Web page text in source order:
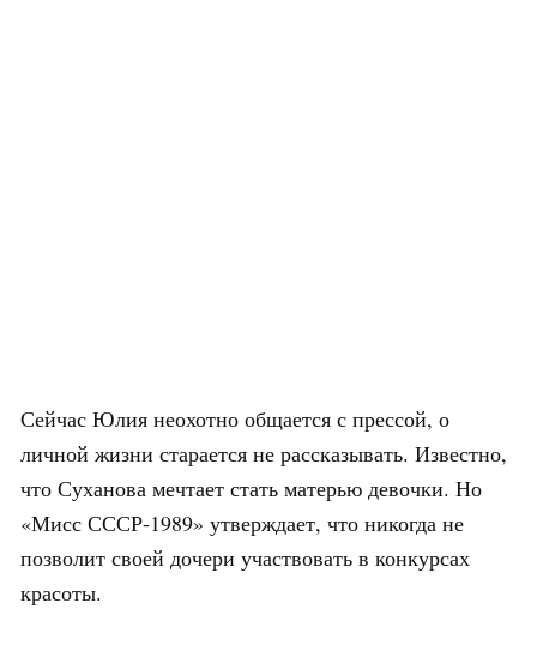
Сейчас Юлия неохотно общается с прессой, о
личной жизни старается не рассказывать. Известно,
что Суханова мечтает стать матерью девочки. Но
«Мисс СССР-1989» утверждает, что никогда не
позволит своей дочери участвовать в конкурсах
красоты.